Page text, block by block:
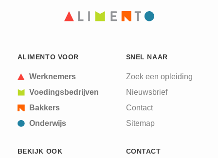
ALIMENTO VOOR
Werknemers
Voedingsbedrijven
Bakkers
Onderwijs
SNEL NAAR
Zoek een opleiding
Nieuwsbrief
Contact
Sitemap
BEKIJK OOK CONTACT